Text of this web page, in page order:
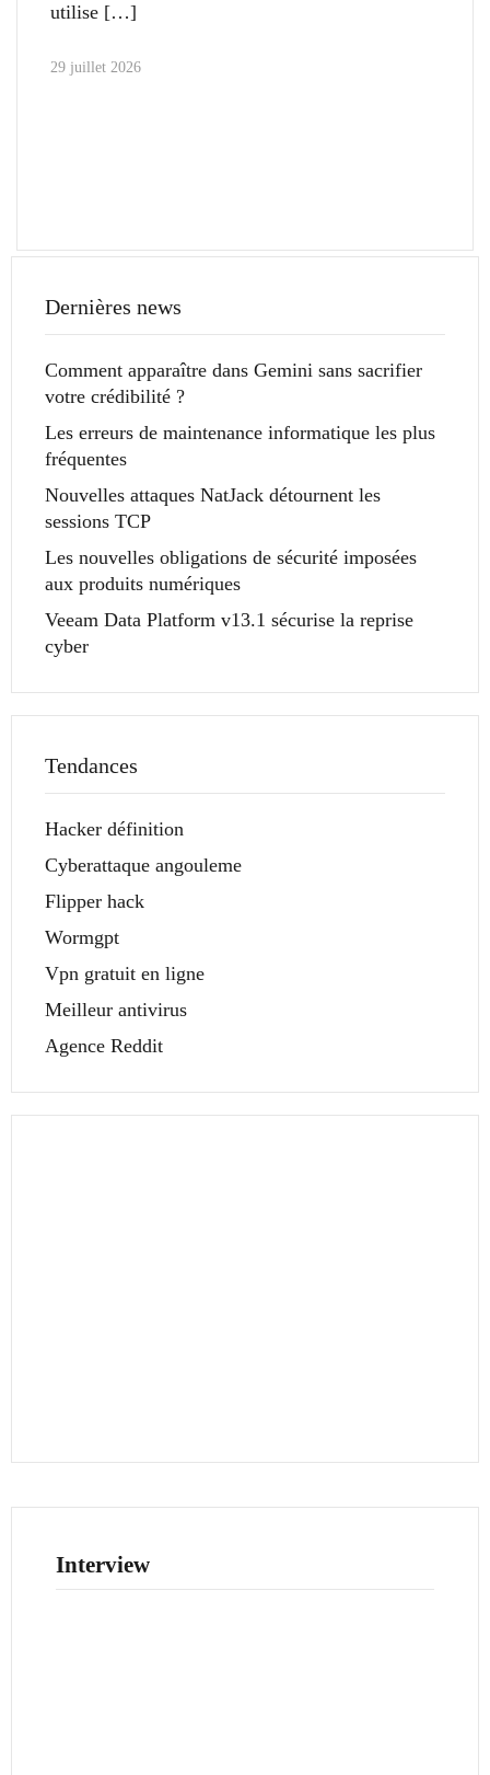
utilise
29 juillet 2026
Dernières news
Comment apparaître dans Gemini sans sacrifier
votre crédibilité ?
Les erreurs de maintenance informatique les plus
fréquentes
Nouvelles attaques NatJack détournent les
sessions TCP
Les nouvelles obligations de sécurité imposées
aux produits numériques
Veeam Data Platform v13.1 sécurise la reprise
cyber
Tendances
Hacker définition
Cyberattaque angouleme
Flipper hack
Wormgpt
Vpn gratuit en ligne
Meilleur antivirus
Agence Reddit
Interview